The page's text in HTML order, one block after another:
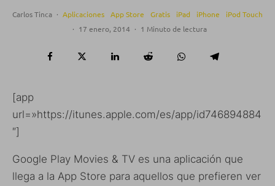
Carlos Tinca · Aplicaciones App Store Gratis iPad iPhone
iPod Touch
· 17 enero, 2014 · 1 Minuto de lectura
[app
url=»https://itunes.apple.com/es/app/id746894884
″]
Google Play Movies & TV es una aplicación que
llega a la App Store para aquellos que prefieren ver